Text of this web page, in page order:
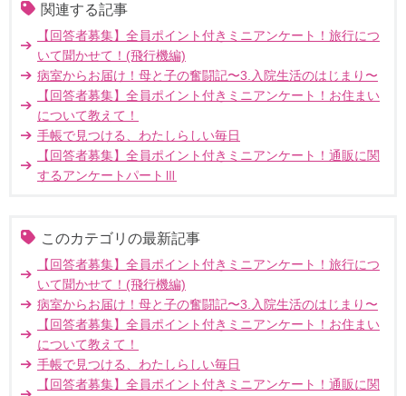
関連する記事
【回答者募集】全員ポイント付きミニアンケート！旅行につ
いて聞かせて！(飛行機編)
病室からお届け！母と子の奮闘記〜3.入院生活のはじまり〜
【回答者募集】全員ポイント付きミニアンケート！お住まい
について教えて！
手帳で見つける、わたしらしい毎日
【回答者募集】全員ポイント付きミニアンケート！通販に関
するアンケートパートⅢ
このカテゴリの最新記事
【回答者募集】全員ポイント付きミニアンケート！旅行につ
いて聞かせて！(飛行機編)
病室からお届け！母と子の奮闘記〜3.入院生活のはじまり〜
【回答者募集】全員ポイント付きミニアンケート！お住まい
について教えて！
手帳で見つける、わたしらしい毎日
【回答者募集】全員ポイント付きミニアンケート！通販に関